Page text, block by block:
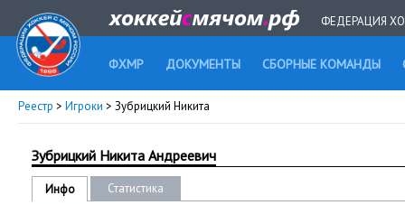
ФЕДЕРАЦИЯ
ФХМР ДОКУМЕНТЫ СБОРНЫЕ КОМАНДЫ
Реестр > Игроки > Зубрицкий Никита
Зубрицкий Никита Андреевич
Инфо
Статистика